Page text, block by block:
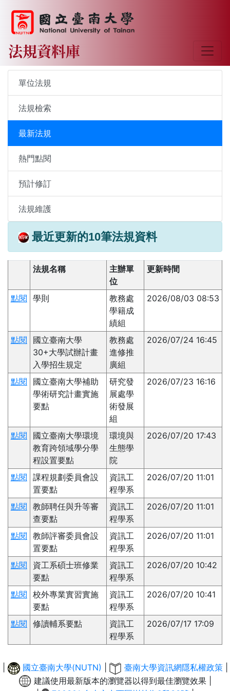
法規資料庫
單位法規
法規檢索
最新法規
熱門點閱
預計修訂
法規維護
最近更新的10筆法規資料
法規名稱
主辦單
位
更新時間
點閱 學則
教務處
學籍成
績組
2026/08/03 08:53
點閱
國立臺南大學
30+大學試辦計畫
入學招生規定
教務處
進修推
廣組
2026/07/24 16:45
點閱
國立臺南大學補助
學術研究計畫實施
要點
研究發
展處學
術發展
組
2026/07/23 16:16
點閱
國立臺南大學環境
教育跨領域學分學
程設置要點
環境與
生態學
院
2026/07/20 17:43
點閱 課程規劃委員會設
置要點
資訊工
程學系
2026/07/20 11:01
點閱 教師聘任與升等審
查要點
資訊工
程學系
2026/07/20 11:01
點閱 教師評審委員會設
置要點
資訊工
程學系
2026/07/20 11:01
點閱
資工系碩士班修業
要點
資訊工
程學系
2026/07/20 10:42
點閱 校外專業實習實施
要點
資訊工
程學系
2026/07/20 10:41
點閱 修讀輔系要點
資訊工
程學系
2026/07/17 17:09
國立臺南大學(NUTN) 臺南大學資訊網隱私權政策|
建議使用最新版本的瀏覽器以得到最佳瀏覽效果 |